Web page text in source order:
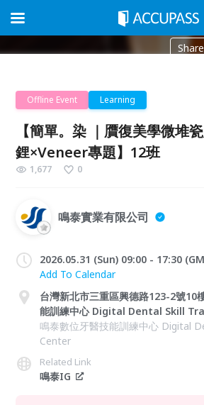
Share
Offline Event Learning
【簡單。染 ｜贋復美學微堆
鋰×Veneer專題】12班
1,677 0
鳴泰實業有限公司
2026.05.31 (Sun) 09:00 - 17:30
Add To Calendar
台灣新北市三重區興德路123-2號10
能訓練中心 Digital Dental Skill
鳴泰數位牙醫技能訓練中心 Digital
Center
Related Link
鳴泰IG